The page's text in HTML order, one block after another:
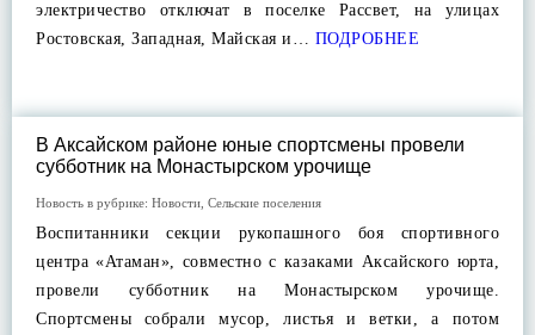
электричество отключат в поселке Рассвет, на улицах
Ростовская, Западная, Майская и… ПОДРОБНЕЕ
В Аксайском районе юные спортсмены провели
субботник на Монастырском урочище
Новость в рубрике: Новости Сельские поселения
Воспитанники секции рукопашного боя спортивного
центра «Атаман», совместно с казаками Аксайского юрта,
провели субботник на Монастырском урочище.
Спортсмены собрали мусор, листья и ветки, а потом